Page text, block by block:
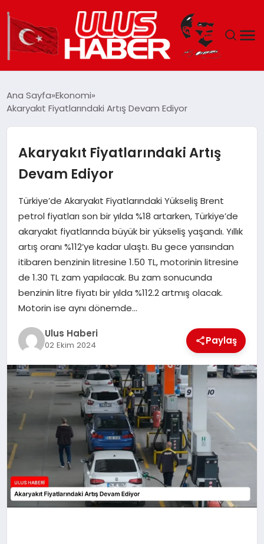
DÜNYA
EKONOMI
SIYASET
TEKNOLOJI
EĞITIM
YAŞAM
Ana Sayfa Ekonomi
Akaryakıt Fiyatlarındaki Artış Devam Ediyor
Akaryakıt Fiyatlarındaki Artış
Devam Ediyor
Türkiye’de Akaryakıt Fiyatlarındaki Yükseliş Brent
petrol fiyatları son bir yılda %18 artarken, Türkiye’de
akaryakıt fiyatlarında büyük bir yükseliş yaşandı. Yıllık
artış oranı %112’ye kadar ulaştı. Bu gece yarısından
itibaren benzinin litresine 1.50 TL, motorinin litresine
de 1.30 TL zam yapılacak. Bu zam sonucunda
benzinin litre fiyatı bir yılda %112.2 artmış olacak.
Motorin ise aynı dönemde…
Ulus Haberi
02 Ekim 2024 Paylaş